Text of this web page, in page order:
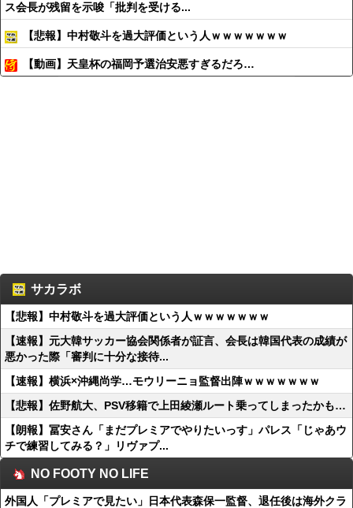
ス会長が残留を示唆「批判を受ける...
【悲報】中村敬斗を過大評価という人ｗｗｗｗｗｗｗ
【動画】天皇杯の福岡予選治安悪すぎるだろ…
サカラボ
【悲報】中村敬斗を過大評価という人ｗｗｗｗｗｗｗ
【速報】元大韓サッカー協会関係者が証言、会長は韓国代表の成績が
悪かった際「審判に十分な接待...
【速報】横浜×沖縄尚学…モウリーニョ監督出陣ｗｗｗｗｗｗｗ
【悲報】佐野航大、PSV移籍で上田綾瀬ルート乗ってしまったかも…
【朗報】冨安さん「まだプレミアでやりたいっす」パレス「じゃあウ
チで練習してみる？」リヴァプ...
NO FOOTY NO LIFE
外国人「プレミアで見たい」日本代表森保一監督、退任後は海外クラ